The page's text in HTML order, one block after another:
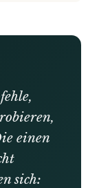
einen
sich: